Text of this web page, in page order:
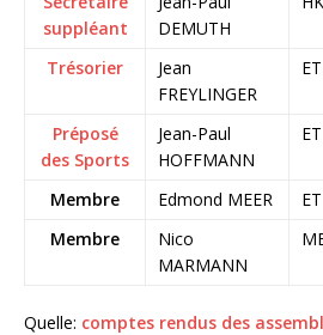
suppléant
DEMUTH
Trésorier
Jean
FREYLINGER
ET
Préposé
des Sports
Jean-Paul
HOFFMANN
ET
Membre Edmond MEER
ET
Membre
Nico
MARMANN
Quelle: comptes rendus des